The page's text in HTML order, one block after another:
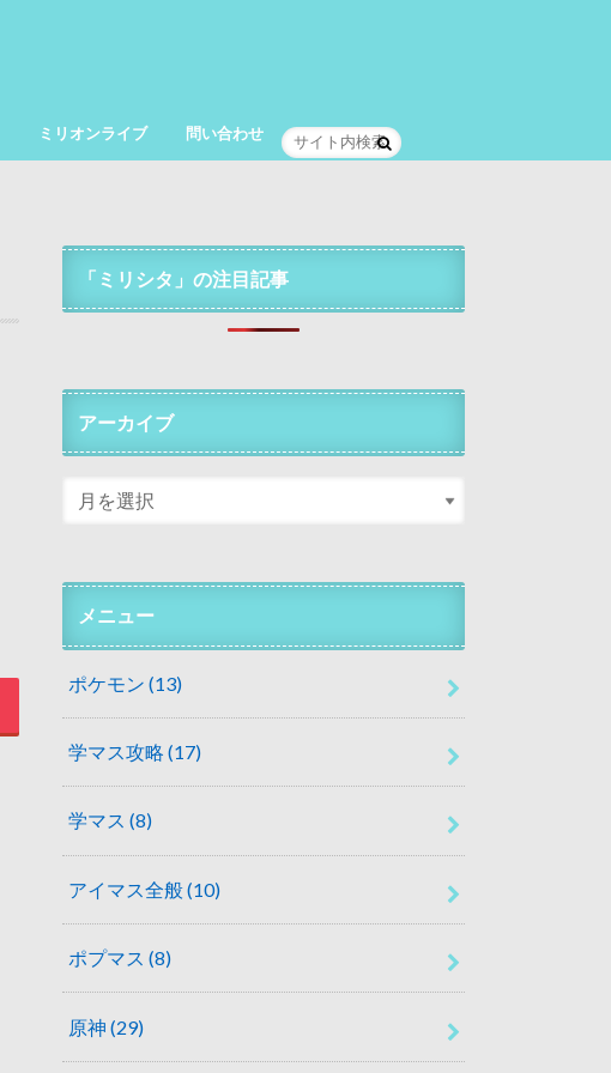
ミリオンライブ 問い合わせ
「ミリシタ」の注目記事
アーカイブ
メニュー
ポケモン (13)
学マス攻略 (17)
学マス (8)
アイマス全般(10)
ポプマス (8)
原神 (29)